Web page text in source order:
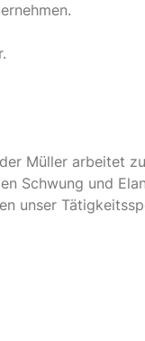
Müller arbeitet
Schwung und
unser